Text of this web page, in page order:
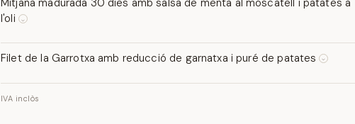
Mitjana madurada 30 dies amb salsa de menta al moscatell i patates a
l'oli
⌵
patates noves confitades en oli d'oliva i sal Maldon.
LLET
Filet de la Garrotxa amb reducció de garnatxa i puré de patates ⌵
Maldon.
LLET
IVA inclòs